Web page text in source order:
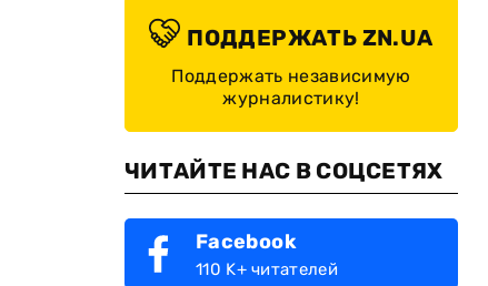
ПОДДЕРЖАТЬ ZN.UA
Поддержать независимую
журналистику!
ЧИТАЙТЕ НАС В СОЦСЕТЯХ
Facebook
110 K+ читателей